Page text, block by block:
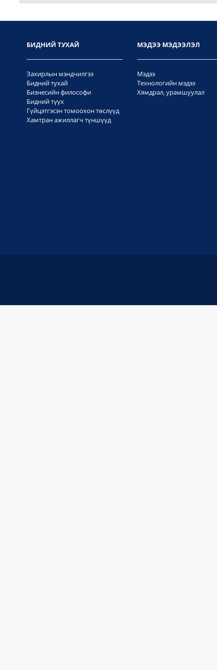
БИДНИЙ ТУХАЙ
Захирлын мэндчилгээ
Бидний тухай
Бизнесийн философи
Бидний түүх
Гүйцэтгэсэн томоохон төслүүд
Хамтран ажиллагч түншүүд
МЭДЭЭ МЭДЭЭЛЭЛ
Мэдээ
Технологийн мэдээ
Хямдрал, урамшуулал